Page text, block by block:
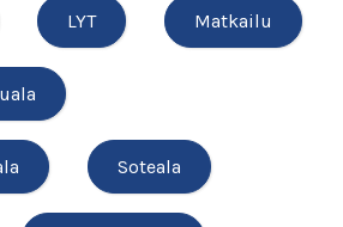
LYT Matkailu
Soteala